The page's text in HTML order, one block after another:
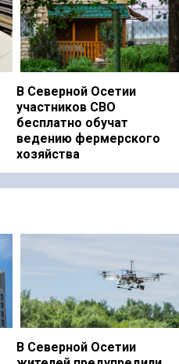
В Северной Осетии
участников СВО
бесплатно обучат
ведению фермерского
хозяйства
В Северной Осетии